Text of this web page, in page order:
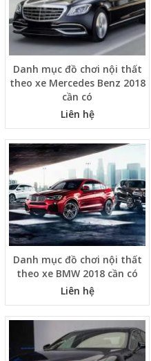
Danh mục đồ chơi nội thất
theo xe Mercedes Benz 2018
cần có
Liên hệ
Danh mục đồ chơi nội thất
theo xe BMW 2018 cần có
Liên hệ